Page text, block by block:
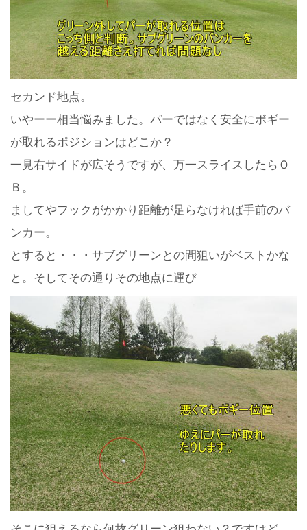
セカンド地点。
いやーー相当悩みました。パーではなく安全にボギー
が取れるポジションはどこか？
一見右サイドが広そうですが、万一スライスしたらＯ
Ｂ。
ましてやフックがかかり距離が足らなければ手前のバ
ンカー。
とすると・・・サブグリーンとの間狙いがベストかな
と。そしてその通りその地点に運び